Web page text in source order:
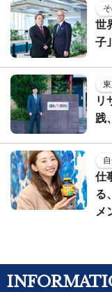
世
子
リ
践
仕
る
メ